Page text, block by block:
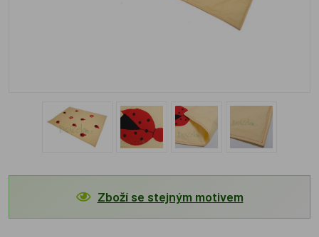
Zboží se stejným motivem